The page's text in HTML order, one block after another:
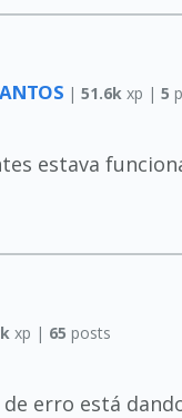
| 51.6k xp | 5
estava
xp | 65 posts
erro está